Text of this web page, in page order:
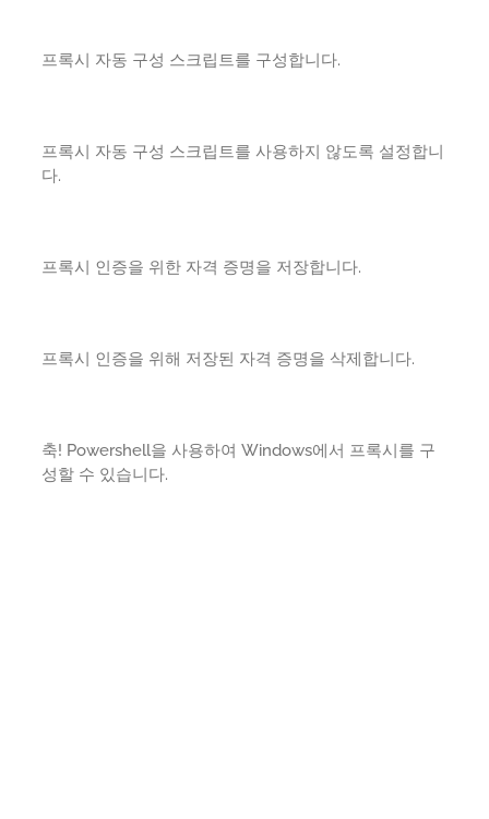
프록시 자동 구성 스크립트를 구성합니다.
프록시 자동 구성 스크립트를 사용하지 않도록 설정합니
다.
프록시 인증을 위한 자격 증명을 저장합니다.
프록시 인증을 위해 저장된 자격 증명을 삭제합니다.
축! Powershell을 사용하여 Windows에서 프록시를 구
성할 수 있습니다.